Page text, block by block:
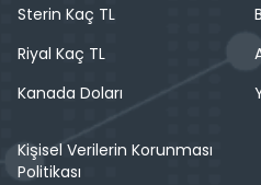
Sterin Kaç TL
Riyal Kaç TL
Kanada Doları
Kişisel Verilerin Korunması
Politikası